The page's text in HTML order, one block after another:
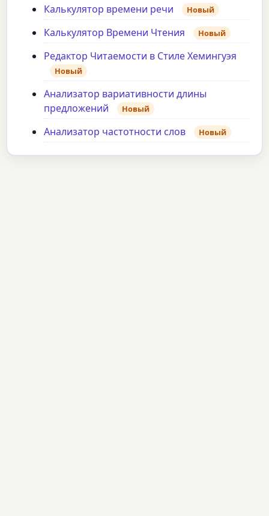
Калькулятор времени речи Новый
Калькулятор Времени Чтения Новый
Редактор Читаемости в Стиле Хемингуэя
Новый
Анализатор вариативности длины
предложений
Новый
Анализатор частотности слов Новый